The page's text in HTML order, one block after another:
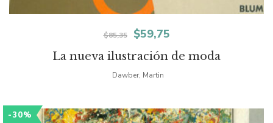
La nueva ilustración de moda
$85,35
El
precio
original
$59,75El
precio
Dawber, Martin
-30%